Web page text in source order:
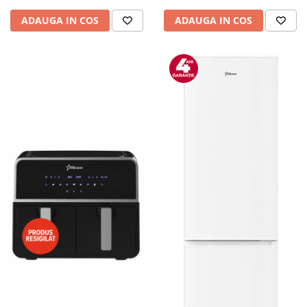
Camere auto
Baterii
Console & Jocuri
Accesorii console & PC
Birouri gaming
Console Hardware
Ochelari VR Gaming
Scaune gaming
Console Jocuri
ADAUGA IN COS ADAUGA IN COS